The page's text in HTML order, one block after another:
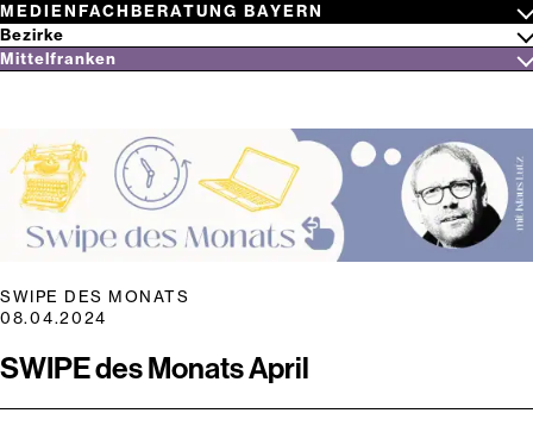
Zum
Inhalt
springen
MEDIENFACHBERATUNG BAYERN
Netzwerk
Medienwissen
Bezirke
Oberbayern
Mittelfranken
Unterfranken
Schwaben
Mittelfranken
Inklusion
SWIPE des Monats
Kinderfilmfestival
Jugendfilmfestival
Hörwettbewerb “Hört Hört!”
FrankenFinals
Games&Festival
Mitmachen!
Fortbildungen
Newsletter
Arbeitshilfen
Digitale Pinnwände
Über uns
NEKNARFLETTIM
SWIPE DES MONATS
08.04.2024
SWIPE des Monats April